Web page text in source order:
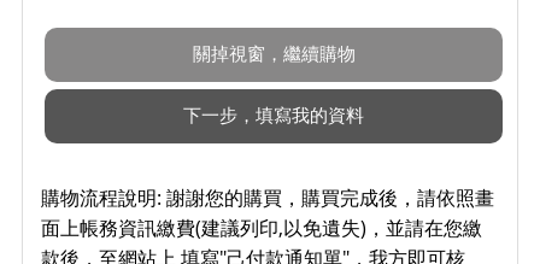
購物流程說明: 謝謝您的購買，購買完成後，請依照畫
面上帳務資訊繳費(建議列印,以免遺失)，並請在您繳
款後，至網站上 填寫"己付款通知單"，我方即可核